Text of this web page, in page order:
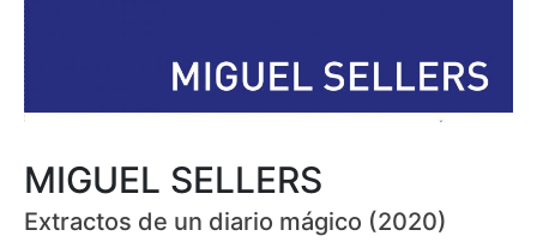
MIGUEL SELLERS
Extractos de un diario mágico (2020)